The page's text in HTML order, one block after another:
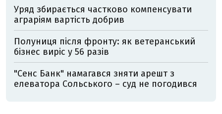
Уряд збирається частково компенсувати
аграріям вартість добрив
Полуниця після фронту: як ветеранський
бізнес виріс у 56 разів
"Сенс Банк" намагався зняти арешт з
елеватора Сольського – суд не погодився